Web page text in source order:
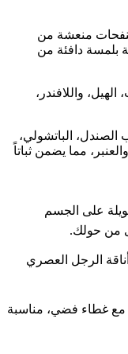
بنفحات منعشة من
بلمسة دافئة من
واللافندر،
الباتشولي،
مما يضمن ثباتاً
على الجسم
من حولك.
الرجل العصري
مع غطاء فضي، مناسبة